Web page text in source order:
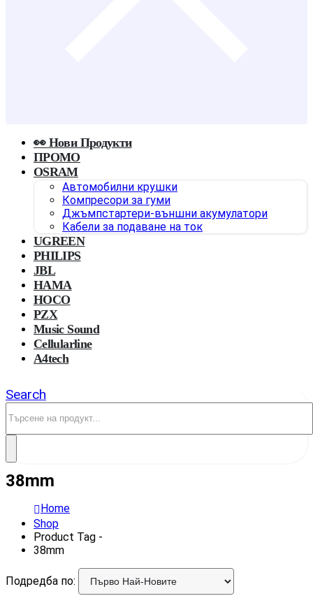
👀 Нови Продукти
ПРОМО
OSRAM
Автомобилни крушки
Компресори за гуми
Джъмпстартери-външни акумулатори
Кабели за подаване на ток
UGREEN
PHILIPS
JBL
HAMA
HOCO
PZX
Music Sound
Cellularline
A4tech
Search
38mm
Home
Shop
Product Tag -
38mm
Подредба по: